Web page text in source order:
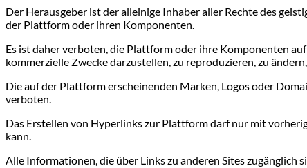
Der Herausgeber ist der alleinige Inhaber aller Rechte des
der Plattform oder ihren Komponenten.
Es ist daher verboten, die Plattform oder ihre Komponenten
kommerzielle Zwecke darzustellen, zu reproduzieren, zu
Die auf der Plattform erscheinenden Marken, Logos oder
verboten.
Das Erstellen von Hyperlinks zur Plattform darf nur mit
kann.
Alle Informationen, die über Links zu anderen Sites